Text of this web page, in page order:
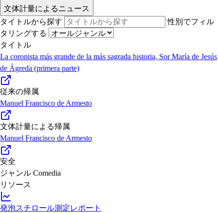
文体計量によるニュース
タイトルから探す
性別でフィル
タリングする
タイトル
La coronista más grande de la más sagrada historia, Sor María de Jesús
de Ágreda (primera parte)
従来の帰属
Manuel Francisco de Armesto
文体計量による帰属
Manuel Francisco de Armesto
安全
ジャンル Comedia
リソース
発泡スチロール測定レポート